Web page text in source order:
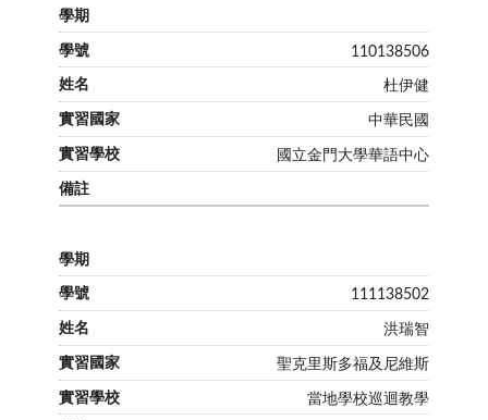
110138506
杜伊健
中華民國
國立金門大學華語中心
111138502
洪瑞智
聖克里斯多福及尼維斯
當地學校巡迴教學